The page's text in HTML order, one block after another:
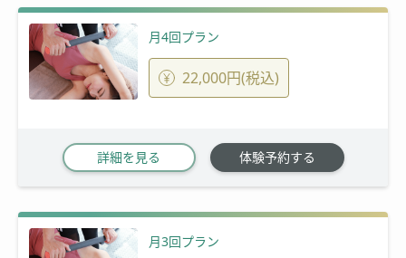
月4回プラン
22,000円(税込)
詳細を見る 体験予約する
月3回プラン